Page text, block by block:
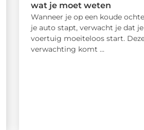
wat je moet weten
Wanneer je op een koude
je auto stapt, verwacht je dat je
voertuig moeiteloos start.
verwachting komt ...